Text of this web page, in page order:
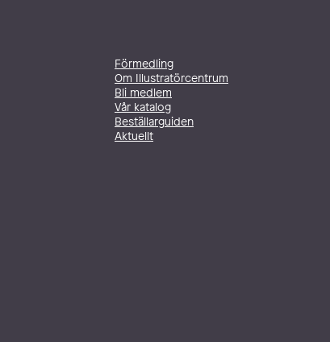
Förmedling
Om Illustratörcentrum
Bli medlem
Vår katalog
Beställarguiden
Aktuellt